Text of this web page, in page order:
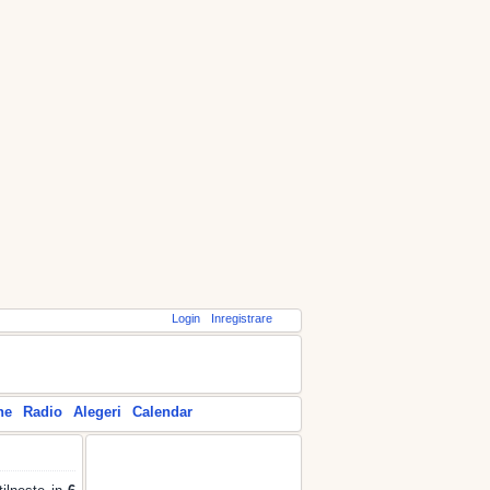
Login Inregistrare
Radio Alegeri Calendar